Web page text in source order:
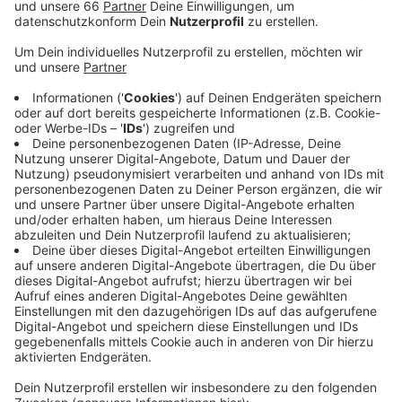
Für Autofahrer fällt dann eine Spur weg.
Die Bilker Allee wird dann keine "Hauptverkehrsstraße"
mehr sein, sondern eine "Sammelstraße". Folge: dort
gilt dann Tempo 30. Autofahrer müssen zudem auf
Parkplätze verzichten und das Zweite-Reihe-Parken
fällt weg. Das ganze allerdings zunächst testweise.
Der Radweg wird an der Bilker Kirche noch in die
Martinstraße weitergeführt und in Richtung Süden
über die Oberbilker Allee. Auch auf der Königsberger
Straße und dem Sandträger Weg zwischen Lierenfeld
und Vennhausen bekommen Radfahrer eine eigene
Spur. Am "Trippelsberg" im Reisholzer Hafen wird sogar
eine "Protected Bike Lane" gebaut, um Radfahrer und